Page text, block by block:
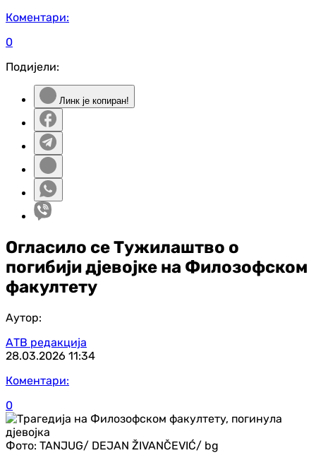
Коментари:
0
Подијели:
Линк је копиран!
Огласило се Тужилаштво о
погибији дјевојке на Филозофском
факултету
Аутор:
АТВ редакција
28.03.2026 11:34
Коментари:
0
Фото: TANJUG/ DEJAN ŽIVANČEVIĆ/ bg